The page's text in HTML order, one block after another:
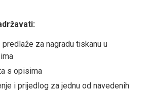
za nagradu tiskanu u
s opisima
i prijedlog za jednu od navedenih